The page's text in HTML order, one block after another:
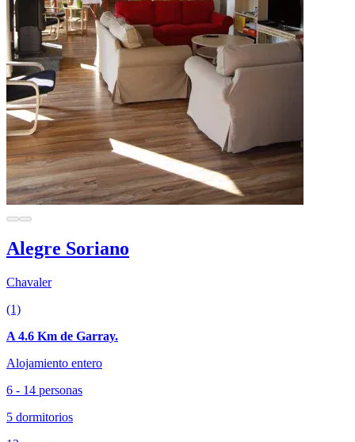
Alegre Soriano
Chavaler
(1)
A 4.6 Km de Garray.
Alojamiento entero
6 - 14 personas
5 dormitorios